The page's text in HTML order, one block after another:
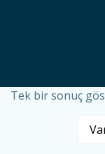
Tek bir sonuç